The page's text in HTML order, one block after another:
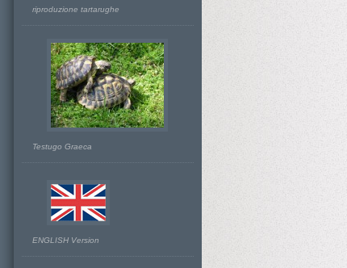
riproduzione tartarughe
Testugo Graeca
ENGLISH Version